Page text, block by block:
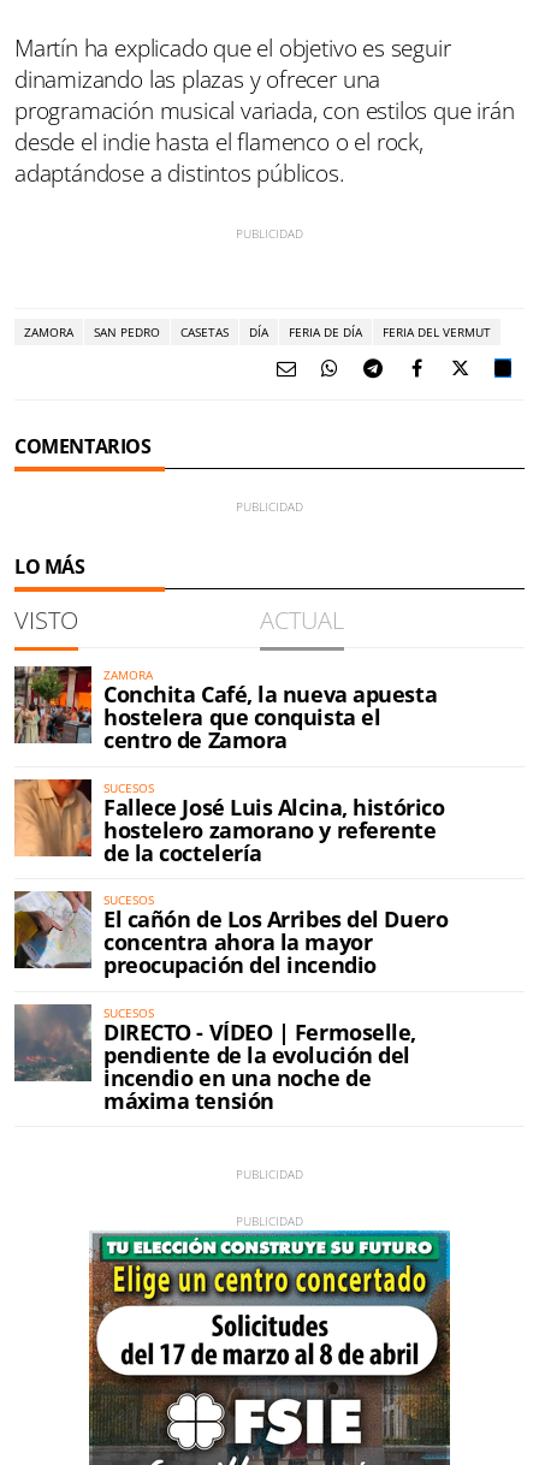
Martín ha explicado que el objetivo es seguir
dinamizando las plazas y ofrecer una
programación musical variada, con estilos que irán
desde el indie hasta el flamenco o el rock,
adaptándose a distintos públicos.
ZAMORA SAN PEDRO CASETAS DÍA FERIA DE DÍA FERIA DEL VERMUT
COMENTARIOS
LO MÁS
VISTO ACTUAL
ZAMORA
Conchita Café, la nueva apuesta
hostelera que conquista el
centro de Zamora
SUCESOS
Fallece José Luis Alcina, histórico
hostelero zamorano y referente
de la coctelería
SUCESOS
El cañón de Los Arribes del Duero
concentra ahora la mayor
preocupación del incendio
SUCESOS
DIRECTO - VÍDEO | Fermoselle,
pendiente de la evolución del
incendio en una noche de
máxima tensión